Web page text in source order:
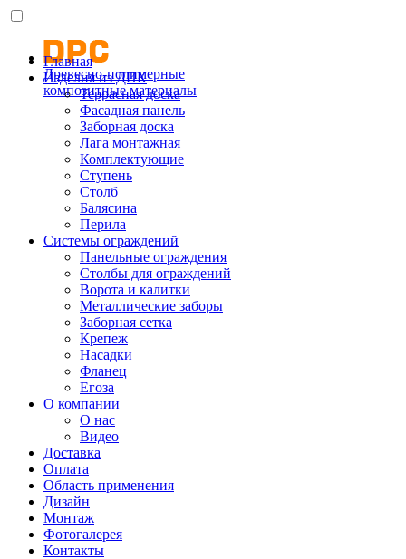
Древесно-полимерные
композитные материалы
Главная
Изделия из ДПК
Террасная доска
Фасадная панель
Заборная доска
Лага монтажная
Комплектующие
Ступень
Столб
Балясина
Перила
Системы ограждений
Панельные ограждения
Столбы для ограждений
Ворота и калитки
Металлические заборы
Заборная сетка
Крепеж
Насадки
Фланец
Егоза
О компании
О нас
Видео
Доставка
Оплата
Область применения
Дизайн
Монтаж
Фотогалерея
Контакты